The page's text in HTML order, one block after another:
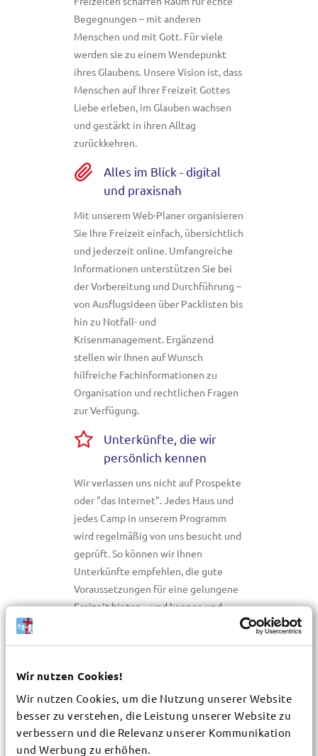
Wir nutzen Cookies!
Wir nutzen Cookies, um die Nutzung unserer Website
besser zu verstehen, die Leistung unserer Website zu
verbessern und die Relevanz unserer Kommunikation
und Werbung zu erhöhen.
Begegnungen – mit anderen
Menschen und mit Gott. Für viele
werden sie zu einem Wendepunkt
ihres Glaubens. Unsere Vision ist, dass
Menschen auf Ihrer Freizeit Gottes
Liebe erleben, im Glauben wachsen
und gestärkt in ihren Alltag
zurückkehren.
Alles im Blick - digital
und praxisnah
Mit unserem Web-Planer organisieren
Sie Ihre Freizeit einfach, übersichtlich
und jederzeit online. Umfangreiche
Informationen unterstützen Sie bei
der Vorbereitung und Durchführung –
von Ausflugsideen über Packlisten bis
hin zu Notfall- und
Krisenmanagement. Ergänzend
stellen wir Ihnen auf Wunsch
hilfreiche Fachinformationen zu
Organisation und rechtlichen Fragen
zur Verfügung.
Unterkünfte, die wir
persönlich kennen
Wir verlassen uns nicht auf Prospekte
oder "das Internet". Jedes Haus und
jedes Camp in unserem Programm
wird regelmäßig von uns besucht und
geprüft. So können wir Ihnen
Unterkünfte empfehlen, die gute
Voraussetzungen für eine gelungene
Freizeit bieten – und kennen und
Mit uns gut unterwegs
Seit vielen Jahren begleiten wir
christliche Freizeiten mit Erfahrung,
Herz und Weitblick. Persönlich
geprüfte Unterkünfte, kompetente